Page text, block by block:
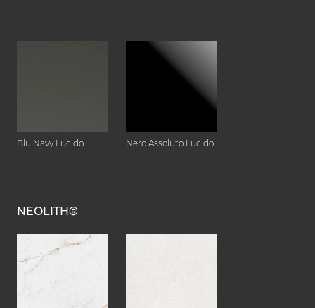
Blu Navy Lucido Nero Assoluto Lucido
NEOLITH®